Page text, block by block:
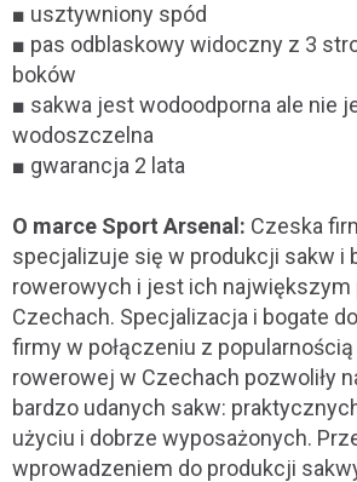
■ usztywniony spód
■ pas odblaskowy widoczny z 3
boków
■ sakwa jest wodoodporna ale nie
wodoszczelna
■ gwarancja 2 lata
O marce Sport Arsenal: Czeska
specjalizuje się w produkcji sakw i
rowerowych i jest ich
Czechach. Specjalizacja i bogate
firmy w połączeniu z
rowerowej w Czechach pozwoliły
bardzo udanych sakw:
użyciu i dobrze wyposażonych.
wprowadzeniem do produkcji